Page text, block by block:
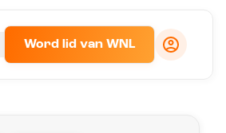
Word lid van WNL